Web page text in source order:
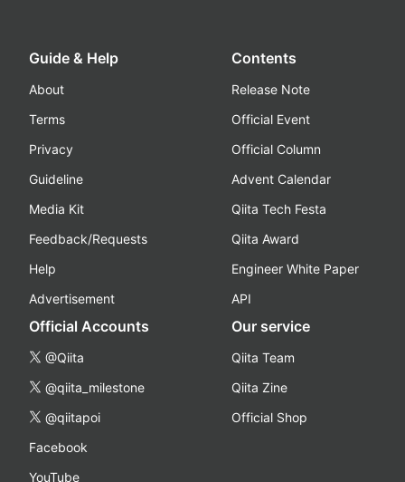
Guide & Help
About
Terms
Privacy
Guideline
Media Kit
Feedback/Requests
Help
Advertisement
Contents
Release Note
Official Event
Official Column
Advent Calendar
Qiita Tech Festa
Qiita Award
Engineer White Paper
API
Official Accounts
@Qiita
@qiita_milestone
@qiitapoi
Facebook
YouTube
Our service
Qiita Team
Qiita Zine
Official Shop